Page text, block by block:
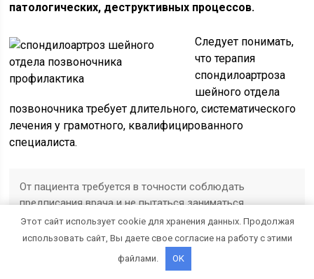
патологических, деструктивных процессов.
Следует понимать,
что терапия
спондилоартроза
шейного отдела
позвоночника требует длительного, систематического
лечения у грамотного, квалифицированного
специалиста.
От пациента требуется в точности соблюдать
предписания врача и не пытаться заниматься
самолечением.
Здоровый позвоночник – залог силы, долголетия и
Этот сайт использует cookie для хранения данных. Продолжая
использовать сайт, Вы даете свое согласие на работу с этими
файлами.
OK